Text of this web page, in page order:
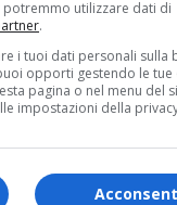
operaio di
lo ha
anni, è stato trovato
si è parlato
utilizzare dati di
.
i tuoi dati personali sulla
opporti gestendo le tue
pagina o nel menu del
impostazioni della